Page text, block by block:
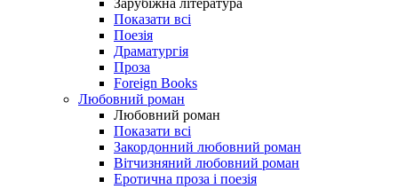
Зарубіжна література
Показати всі
Поезія
Драматургія
Проза
Foreign Books
Любовний роман
Любовний роман
Показати всі
Закордонний любовний роман
Вітчизняний любовний роман
Еротична проза і поезія